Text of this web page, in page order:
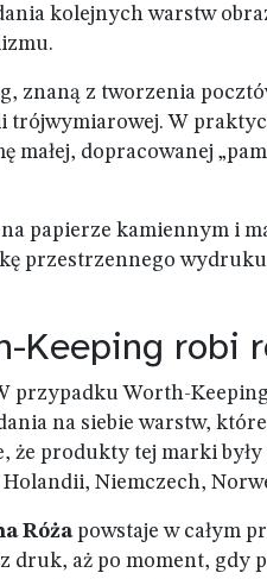
kolejnych warstw
znaną z tworzenia
trójwymiarowej. W
dopracowanej
papierze kamiennym i
przestrzennego wydruku
Keeping robi
przypadku Worth-
na siebie warstw,
produkty tej marki były
Niemczech,
Różapowstaje w całym
druk, aż po moment, gdy